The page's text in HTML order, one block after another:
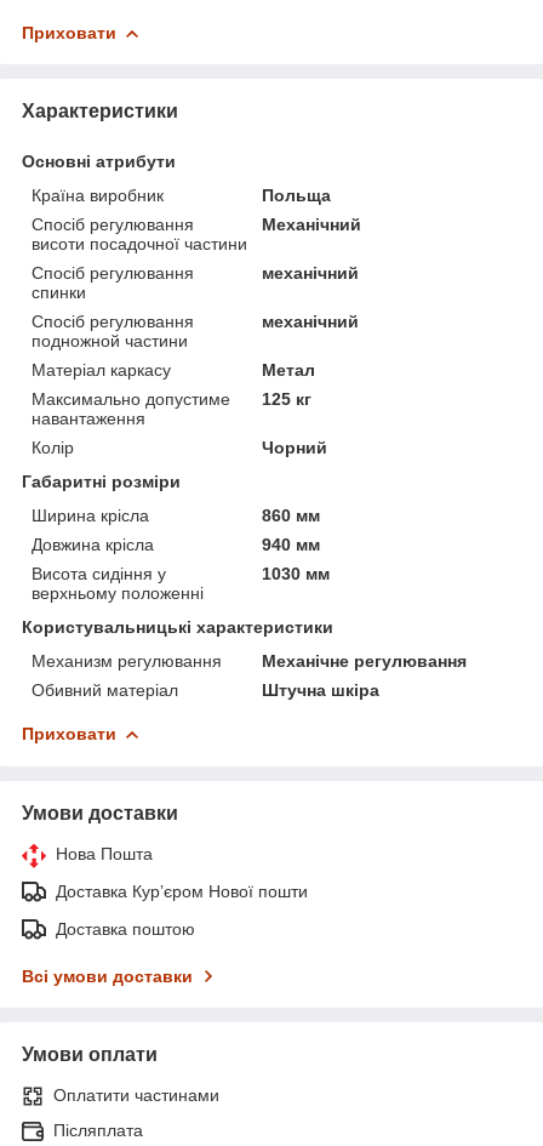
Приховати
Характеристики
Основні атрибути
Країна виробник
Польща
Спосіб регулювання
висоти посадочної частини
Механічний
Спосіб регулювання
спинки
механічний
Спосіб регулювання
подножной частини
механічний
Матеріал каркасу
Метал
Максимально допустиме
навантаження
125 кг
Колір
Чорний
Габаритні розміри
Ширина крісла
860 мм
Довжина крісла
940 мм
Висота сидіння у
верхньому положенні
1030 мм
Користувальницькі характеристики
Механизм регулювання
Механічне регулювання
Обивний матеріал
Штучна шкіра
Приховати
Умови доставки
Нова Пошта
Доставка Курʼєром Нової пошти
Доставка поштою
Всі умови доставки
Умови оплати
Оплатити частинами
Післяплата